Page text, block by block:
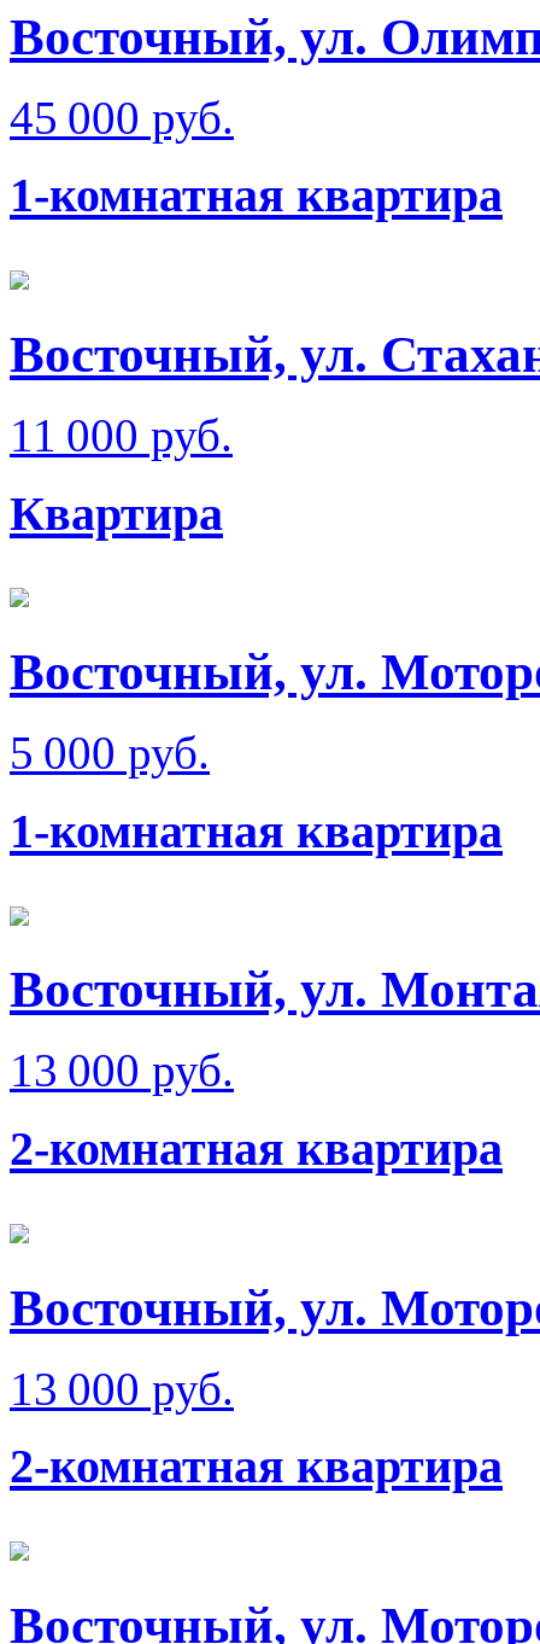
Восточный, ул.
45 000 руб.
1-комнатная квартира
Восточный, ул.
11 000 руб.
Квартира
Восточный, ул.
5 000 руб.
1-комнатная квартира
Восточный, ул.
13 000 руб.
2-комнатная квартира
Восточный, ул.
13 000 руб.
2-комнатная квартира
Восточный, ул.